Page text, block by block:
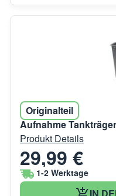
Originalteil
Aufnahme
Produkt Details
29,99 €
1-2 Werktage
IN